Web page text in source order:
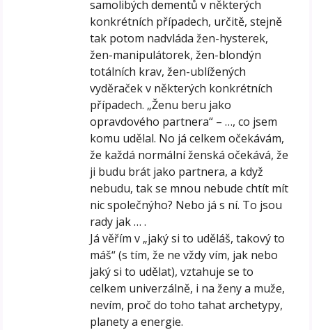
samolibých dementů v některých
konkrétních případech, určitě, stejně
tak potom nadvláda žen-hysterek,
žen-manipulátorek, žen-blondýn
totálních krav, žen-ublížených
vyděraček v některých konkrétních
případech. „Ženu beru jako
opravdového partnera“ – …, co jsem
komu udělal. No já celkem očekávám,
že každá normální ženská očekává, že
ji budu brát jako partnera, a když
nebudu, tak se mnou nebude chtít mít
nic společnýho? Nebo já s ní. To jsou
rady jak … .
Já věřím v „jaký si to uděláš, takový to
máš“ (s tím, že ne vždy vím, jak nebo
jaký si to udělat), vztahuje se to
celkem univerzálně, i na ženy a muže,
nevím, proč do toho tahat archetypy,
planety a energie.